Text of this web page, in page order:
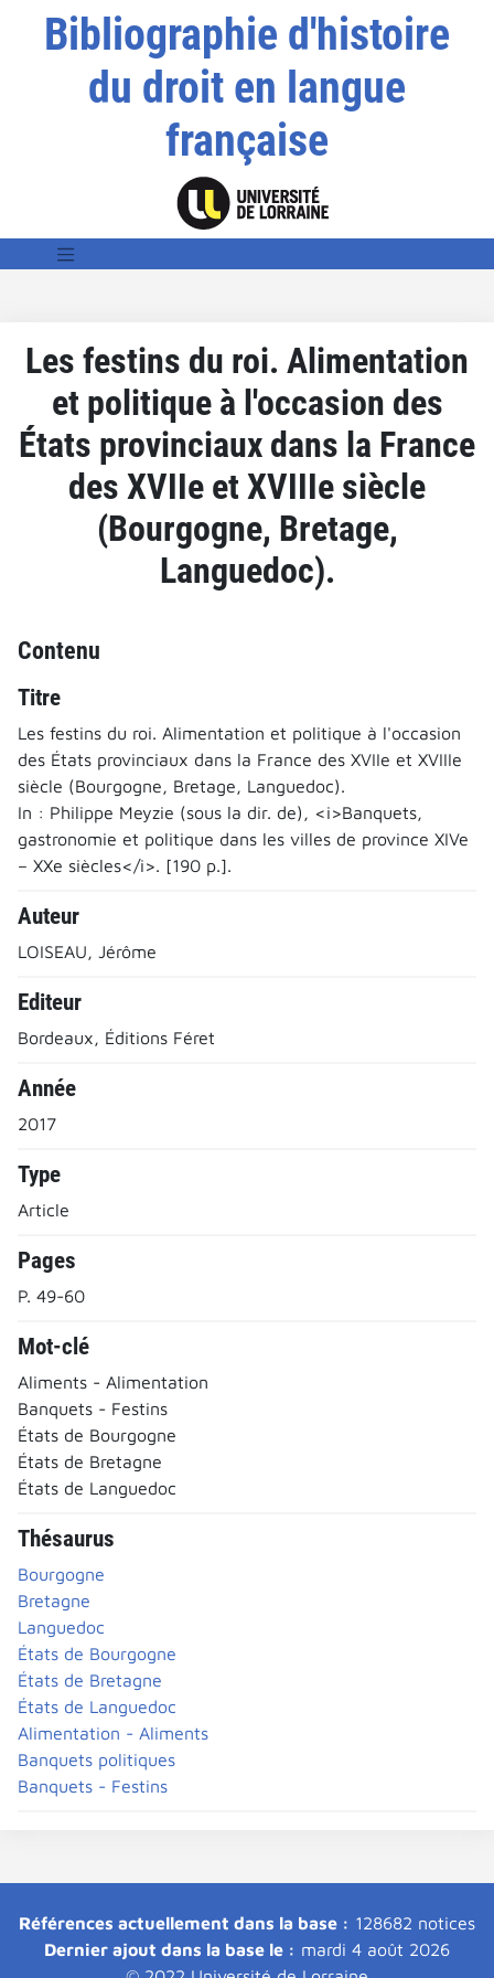
Bibliographie d'histoire
du droit en langue
française
Les festins du roi. Alimentation
et politique à l'occasion des
États provinciaux dans la France
des XVIIe et XVIIIe siècle
(Bourgogne, Bretage,
Languedoc).
Contenu
Titre
Les festins du roi. Alimentation et politique à l'occasion
des États provinciaux dans la France des XVIIe et XVIIIe
siècle (Bourgogne, Bretage, Languedoc).
In : Philippe Meyzie (sous la dir. de), <i>Banquets,
gastronomie et politique dans les villes de province XIVe
– XXe siècles</i>. [190 p.].
Auteur
LOISEAU, Jérôme
Editeur
Bordeaux, Éditions Féret
Année
2017
Type
Article
Pages
P. 49-60
Mot-clé
Aliments - Alimentation
Banquets - Festins
États de Bourgogne
États de Bretagne
États de Languedoc
Thésaurus
Bourgogne
Bretagne
Languedoc
États de Bourgogne
États de Bretagne
États de Languedoc
Alimentation - Aliments
Banquets politiques
Banquets - Festins
Références actuellement dans la base : 128682 notices
Dernier ajout dans la base le : mardi 4 août 2026